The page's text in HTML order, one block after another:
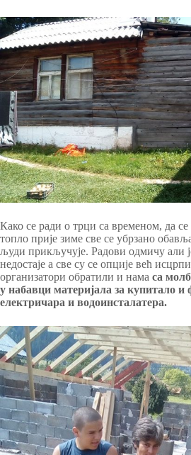
Како се ради о трци са временом, да се
топло прије зиме све се убрзано
људи прикључује. Радови одмичу али
недостаје а све су се опције већ
организатори обратили и нама са
у набавци материјала за купитало
електричара и водоинсталатера.